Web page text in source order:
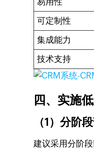
可定制性
集成能力
技术支持
四、实施
（1）分阶
建议采用分阶